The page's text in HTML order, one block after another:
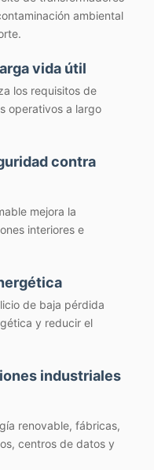
ambiental
vida útil
los requisitos de
operativos a largo
contra
mejora la
interiores e
de baja pérdida
y reducir el
industriales
renovable, fábricas,
centros de datos y